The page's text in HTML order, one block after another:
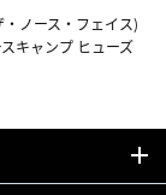
・ノース・フェイス)
キャンプ ヒューズ